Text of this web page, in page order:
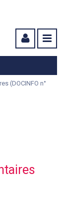
(DOCINFO n°